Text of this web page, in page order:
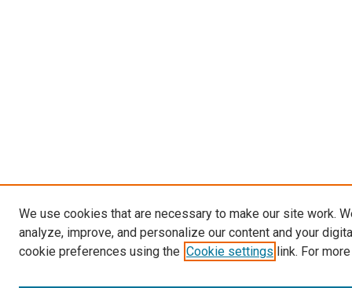
We use cookies that are necessary to make our site work.
analyze, improve, and personalize our content and your
cookie preferences using the Cookie settings link. For